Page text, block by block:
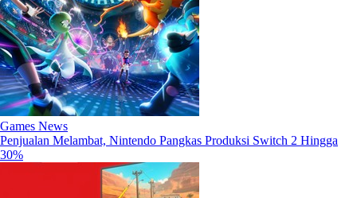
Games News
Penjualan Melambat, Nintendo Pangkas Produksi Switch 2 Hingga
30%